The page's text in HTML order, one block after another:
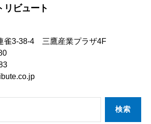
リビュート
雀3-38-4 三鷹産業プラザ4F